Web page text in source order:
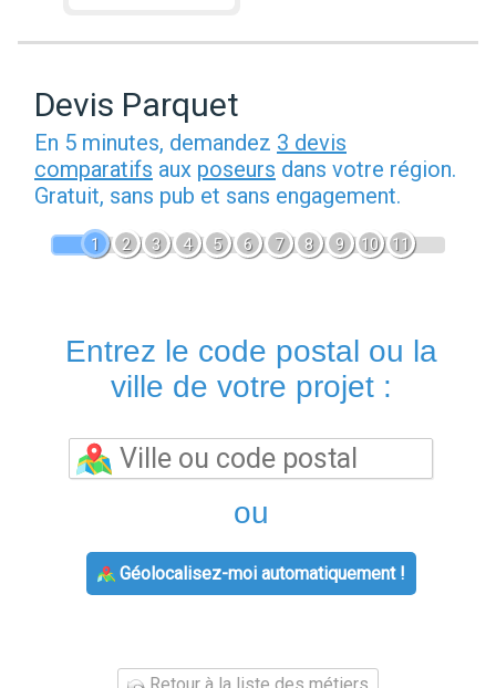
Devis Parquet
En 5 minutes, demandez 3 devis
comparatifs aux poseurs dans votre région.
Gratuit, sans pub et sans engagement.
1 2 3 4 5 6 7 8 9 10 11
Entrez le code postal ou la
ville de votre projet :
ou
Géolocalisez-moi automatiquement !